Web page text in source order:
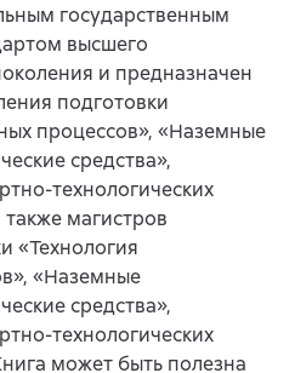
государственным
высшего
и предназначен
подготовки
процессов», «Наземные
средства»,
технологических
магистров
«Технология
«Наземные
средства»,
технологических
может быть полезна